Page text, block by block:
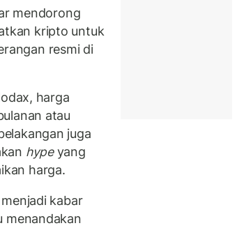
mendorong
kripto untuk
resmi di
harga
atau
juga
hypeyang
harga.
kabar
menandakan